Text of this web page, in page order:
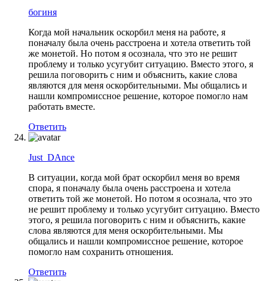
богиня
Когда мой начальник оскорбил меня на работе, я
поначалу была очень расстроена и хотела ответить той
же монетой. Но потом я осознала, что это не решит
проблему и только усугубит ситуацию. Вместо этого, я
решила поговорить с ним и объяснить, какие слова
являются для меня оскорбительными. Мы общались и
нашли компромиссное решение, которое помогло нам
работать вместе.
Ответить
Just_DAnce
В ситуации, когда мой брат оскорбил меня во время
спора, я поначалу была очень расстроена и хотела
ответить той же монетой. Но потом я осознала, что это
не решит проблему и только усугубит ситуацию. Вместо
этого, я решила поговорить с ним и объяснить, какие
слова являются для меня оскорбительными. Мы
общались и нашли компромиссное решение, которое
помогло нам сохранить отношения.
Ответить